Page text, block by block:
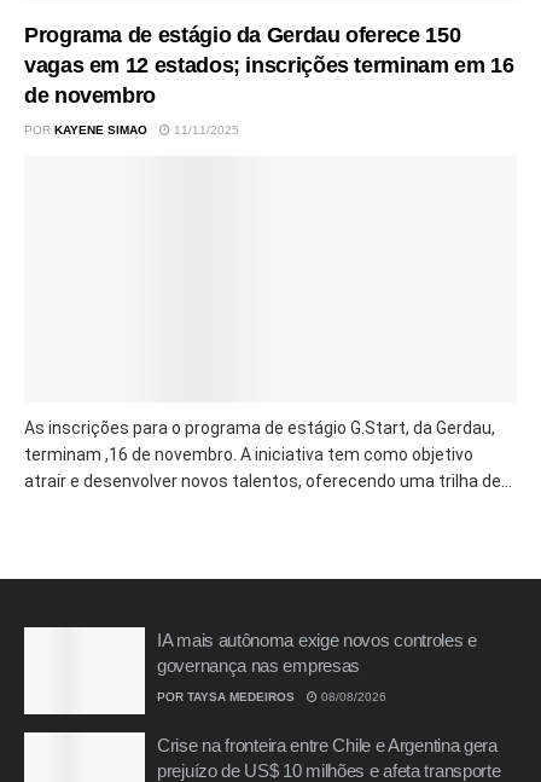
Programa de estágio da Gerdau oferece 150
vagas em 12 estados; inscrições terminam em 16
de novembro
POR KAYENE SIMAO 11/11/2025
As inscrições para o programa de estágio G.Start, da Gerdau,
terminam ,16 de novembro. A iniciativa tem como objetivo
atrair e desenvolver novos talentos, oferecendo uma trilha de...
IA mais autônoma exige novos controles e
governança nas empresas
POR TAYSA MEDEIROS 08/08/2026
Crise na fronteira entre Chile e Argentina gera
prejuízo de US$ 10 milhões e afeta transporte